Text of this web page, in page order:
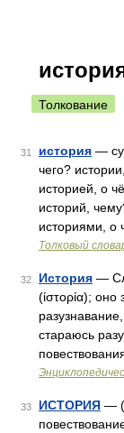
Толкование
31 история —
чего?
историей, о
историй,
историями, о
Толковый
32 История —
(ίστορία);
стараюсь
33 ИСТОРИЯ —